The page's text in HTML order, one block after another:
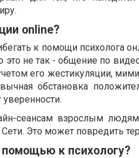
online?
к помощи психолога
не так - общение по
его жестикуляции,
обстановка
уверенности.
сеансам взрослым
Это может повредить
помощью к психологу?